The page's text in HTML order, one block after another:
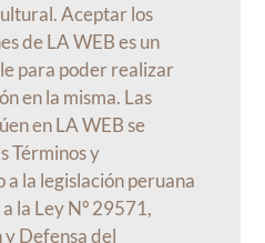
Aceptar los
de LA WEB es un
para poder realizar
en la misma. Las
en LA WEB se
Términos y
a la legislación peruana
la Ley Nº 29571,
Defensa del